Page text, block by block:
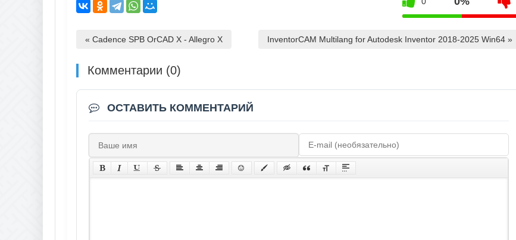
« Cadence SPB OrCAD X - Allegro X InventorCAM Multilang for Autodesk Inventor 2018-2025 Win64 »
Комментарии (0)
ОСТАВИТЬ КОММЕНТАРИЙ